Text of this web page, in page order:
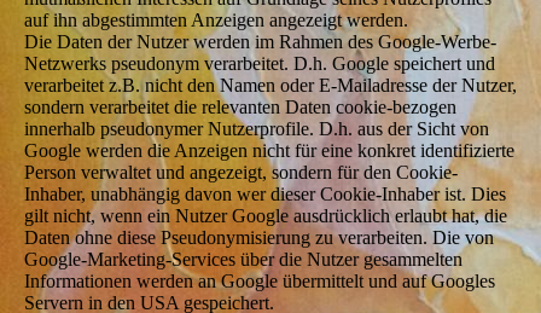
auf ihn abgestimmten Anzeigen angezeigt werden.
Die Daten der Nutzer werden im Rahmen des Google-Werbe-
Netzwerks pseudonym verarbeitet. D.h. Google speichert und
verarbeitet z.B. nicht den Namen oder E-Mailadresse der Nutzer,
sondern verarbeitet die relevanten Daten cookie-bezogen
innerhalb pseudonymer Nutzerprofile. D.h. aus der Sicht von
Google werden die Anzeigen nicht für eine konkret identifizierte
Person verwaltet und angezeigt, sondern für den Cookie-
Inhaber, unabhängig davon wer dieser Cookie-Inhaber ist. Dies
gilt nicht, wenn ein Nutzer Google ausdrücklich erlaubt hat, die
Daten ohne diese Pseudonymisierung zu verarbeiten. Die von
Google-Marketing-Services über die Nutzer gesammelten
Informationen werden an Google übermittelt und auf Googles
Servern in den USA gespeichert.